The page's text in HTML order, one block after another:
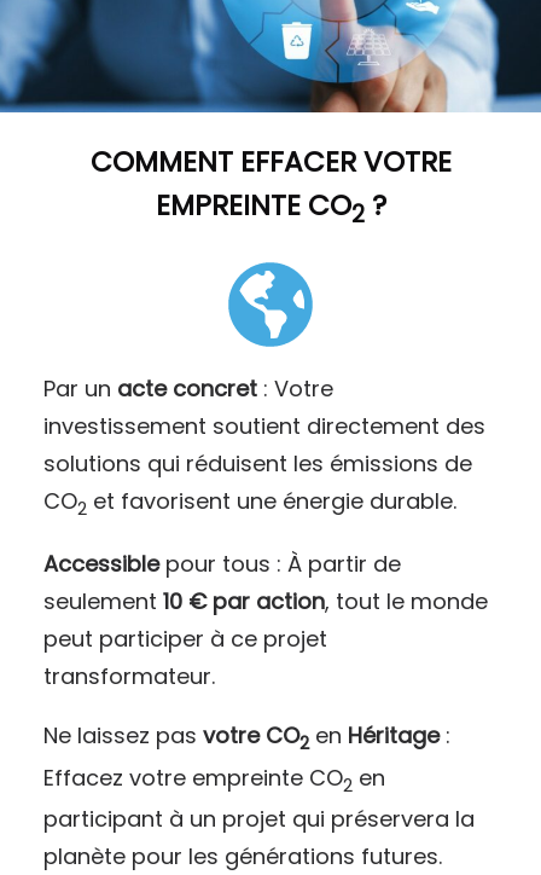
COMMENT EFFACER VOTRE
EMPREINTE CO2?
Par un acte concret: Votre
investissement soutient directement des
solutions qui réduisent les émissions de
CO2 et favorisent une énergie durable.
Accessiblepour tous : À partir de
seulement 10 € par action, tout le monde
peut participer à ce projet
transformateur.
Ne laissez pas votre CO2en Héritage:
Effacez votre empreinte CO2 en
participant à un projet qui préservera la
planète pour les générations futures.